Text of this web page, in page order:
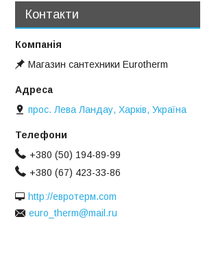
Контакти
Магазин сантехники Eurotherm
прос. Лева Ландау, Харків, Україна
+380 (50) 194-89-99
+380 (67) 423-33-86
http://евротерм.com
euro_therm@mail.ru